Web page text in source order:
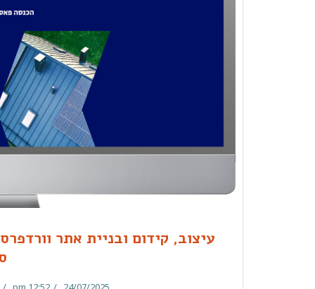
עיצוב, קידום ובניית אתר